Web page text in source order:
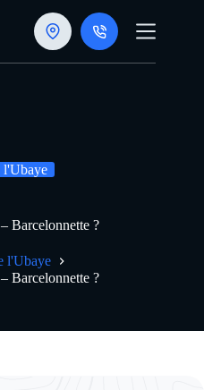
l'Ubaye
Barcelonnette ?
l'Ubaye
Barcelonnette ?